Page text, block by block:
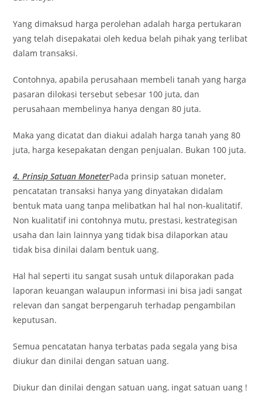
Yang dimaksud harga perolehan adalah harga pertukaran
yang telah disepakatai oleh kedua belah pihak yang terlibat
dalam transaksi.
Contohnya, apabila perusahaan membeli tanah yang harga
pasaran dilokasi tersebut sebesar 100 juta, dan
perusahaan membelinya hanya dengan 80 juta.
Maka yang dicatat dan diakui adalah harga tanah yang 80
juta, harga kesepakatan dengan penjualan. Bukan 100 juta.
4. Prinsip Satuan MoneterPada prinsip satuan moneter,
pencatatan transaksi hanya yang dinyatakan didalam
bentuk mata uang tanpa melibatkan hal hal non-kualitatif.
Non kualitatif ini contohnya mutu, prestasi, kestrategisan
usaha dan lain lainnya yang tidak bisa dilaporkan atau
tidak bisa dinilai dalam bentuk uang.
Hal hal seperti itu sangat susah untuk dilaporakan pada
laporan keuangan walaupun informasi ini bisa jadi sangat
relevan dan sangat berpengaruh terhadap pengambilan
keputusan.
Semua pencatatan hanya terbatas pada segala yang bisa
diukur dan dinilai dengan satuan uang.
Diukur dan dinilai dengan satuan uang, ingat satuan uang !